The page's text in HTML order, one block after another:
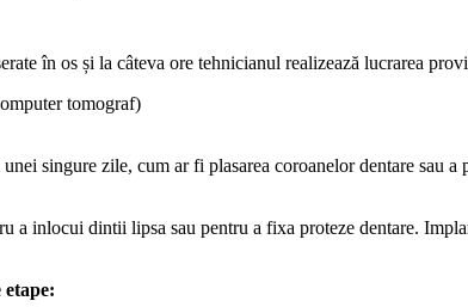
în os și la câteva ore tehnicianul realizează lucrarea
tomograf)
singure zile, cum ar fi plasarea coroanelor dentare sau
a inlocui dintii lipsa sau pentru a fixa proteze dentare.